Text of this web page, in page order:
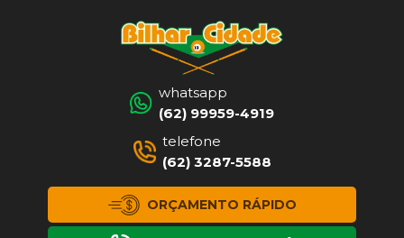
whatsapp
(62) 99959-4919
telefone
(62) 3287-5588
ORÇAMENTO RÁPIDO